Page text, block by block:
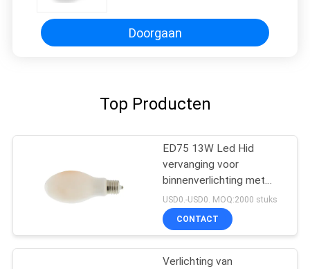
Doorgaan
Top Producten
ED75 13W Led Hid
vervanging voor
binnenverlichting met
hoge helderheid
USD0.-USD0. MOQ:2000 stuks
CONTACT
Verlichting van